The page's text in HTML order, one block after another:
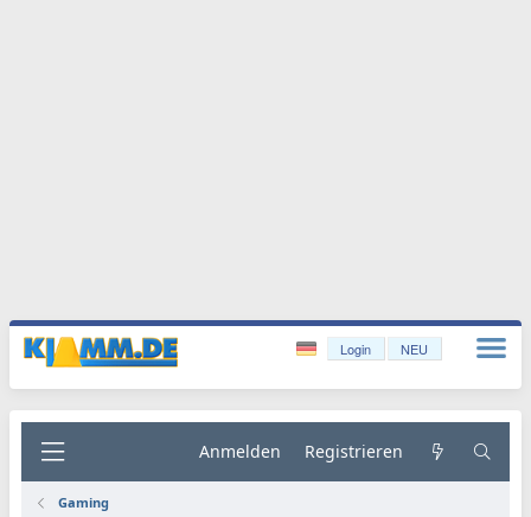
Login NEU
Anmelden Registrieren
Gaming